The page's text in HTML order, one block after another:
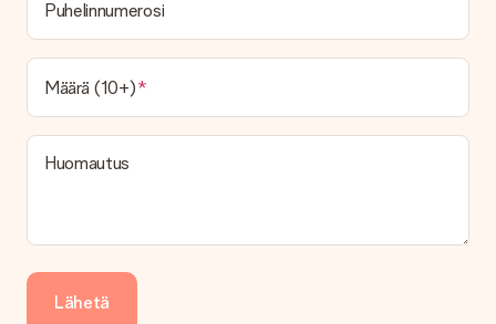
toimitusvaihtoehtoa. Halutessasi tilauksen lähetetään joko
paketti tai postilaatikon toimitus. Haluatko tietää, mikä
vaihtoehto tilauksesi kuuluu? Ota yhteyttä asiakaspalveluun.
Maksu
Kuinka voin maksaa tilaukseni?
Tarjoamme seuraavat maksutavat: iDeal, Paypal, luottokortti,
Saapunut lahja
Entä jos lahja ei ole täysin mieleeni?
Puhelinnumerosi
Määrä (10+)
Huomautus
Lähetä